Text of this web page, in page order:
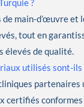
?
de main-d’œuvre et
tout en
élevés de qualité.
utilisés sont-ils
partenaires
certifiés conformes